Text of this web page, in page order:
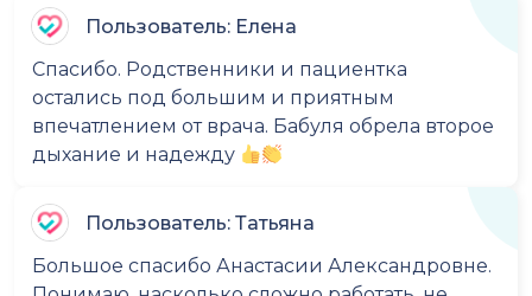
Пользователь: Елена
Спасибо. Родственники и пациентка
остались под большим и приятным
впечатлением от врача. Бабуля обрела второе
дыхание и надежду
Пользователь: Татьяна
Большое спасибо Анастасии Александровне.